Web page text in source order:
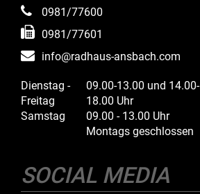
0981/77600
0981/77601
info@radhaus-ansbach.com
Dienstag -
Freitag
09.00-13.00 und 14.00-
18.00 Uhr
Samstag
09.00 - 13.00 Uhr
Montags geschlossen
SOCIAL MEDIA